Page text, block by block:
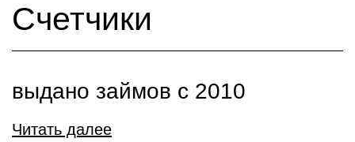
Счетчики
выдано займов с 2010
Читать далее